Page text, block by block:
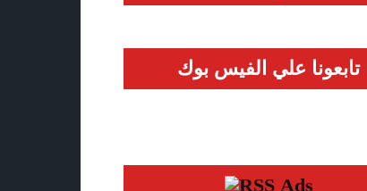
تابعونا علي الفيس بوك
Ads